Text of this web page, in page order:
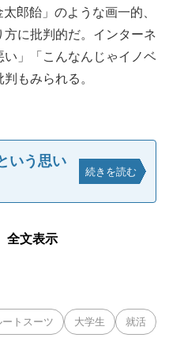
郎飴」のような画一的、
に批判的だ。インターネ
」「こんなんじゃイノベ
もみられる。
いう思い
続きを読む
全文表示
ートスーツ 大学生 就活